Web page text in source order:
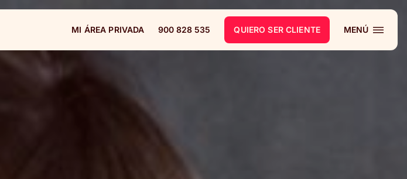
MI ÁREA PRIVADA 900 828 535 QUIERO SER CLIENTE MENÚ